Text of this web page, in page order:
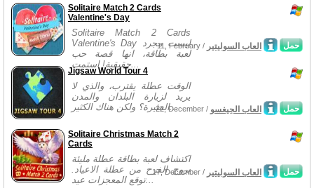
Solitaire Match 2 Cards
Valentine's Day
Solitaire Match 2 Cards
Valentine's Day ليست مجرد
لعبة بطاقة، انها قصة حب
حقيقية! استمت...
حمل 11, February / العاب السوليتير
Jigsaw World Tour 4
الوقت عطلة يقترب، والذي لا
يريد لزيارة البلدان والمدن
المثيرة؟ ولكن هناك الكثير...
حمل 22, December / العاب الجيغسو
Solitaire Christmas Match 2
Cards
اكتشاف لعبة بطاقة عطلة مليئة
بروح الفرح من عطلة الاعياد.
توقع المعجزات عيد...
حمل 17, December / العاب السوليتير